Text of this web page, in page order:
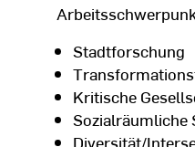
Stadtforschung
Kritische
Sozialräumliche
Diversität/